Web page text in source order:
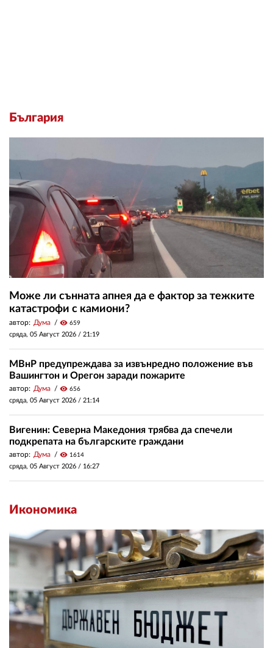
България
Може ли сънната апнея да е фактор за тежките
катастрофи с камиони?
автор: Дума visibility 659
сряда, 05 Август 2026 / 21:19
МВнР предупреждава за извънредно положение във
Вашингтон и Орегон заради пожарите
автор: Дума visibility 656
сряда, 05 Август 2026 / 21:14
Вигенин: Северна Македония трябва да спечели
подкрепата на българските граждани
автор: Дума visibility 1614
сряда, 05 Август 2026 / 16:27
Икономика